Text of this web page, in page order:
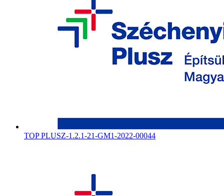
TOP PLUSZ-1.2.1-21-GM1-2022-00044